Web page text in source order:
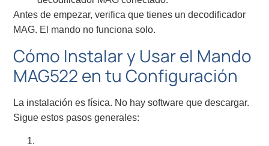
Antes de empezar, verifica que tienes un decodificador
MAG. El mando no funciona solo.
Cómo Instalar y Usar el Mando
MAG522 en tu Configuración
La instalación es física. No hay software que descargar.
Sigue estos pasos generales: